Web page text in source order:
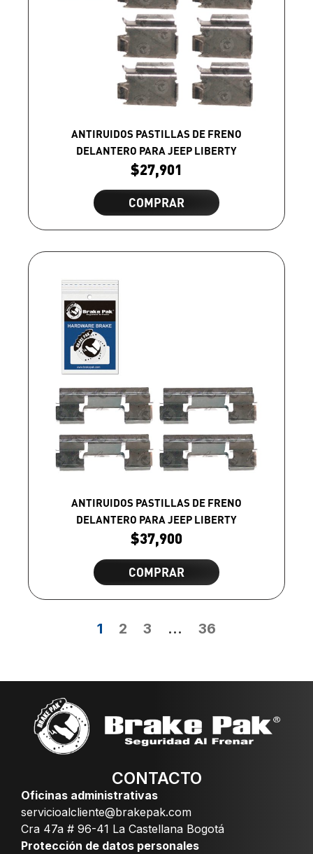
ANTIRUIDOS PASTILLAS DE FRENO
DELANTERO PARA JEEP LIBERTY
$27,901
COMPRAR
ANTIRUIDOS PASTILLAS DE FRENO
DELANTERO PARA JEEP LIBERTY
$37,900
COMPRAR
1 2 3 … 36
CONTACTO
Oficinas administrativas
servicioalcliente@brakepak.com
Cra 47a # 96-41 La Castellana Bogotá
Protección de datos personales